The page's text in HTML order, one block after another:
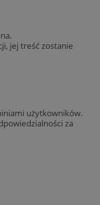
jej treść zostanie
użytkowników.
za